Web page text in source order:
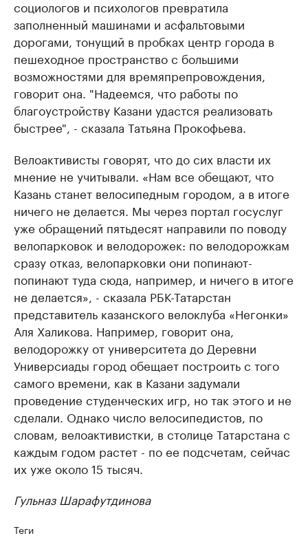
социологов и психологов превратила
заполненный машинами и асфальтовыми
дорогами, тонущий в пробках центр города в
пешеходное пространство с большими
возможностями для времяпрепровождения,
говорит она. "Надеемся, что работы по
благоустройству Казани удастся реализовать
быстрее", - сказала Татьяна Прокофьева.
Велоактивисты говорят, что до сих власти их
мнение не учитывали. «Нам все обещают, что
Казань станет велосипедным городом, а в итоге
ничего не делается. Мы через портал госуслуг
уже обращений пятьдесят направили по поводу
велопарковок и велодорожек: по велодорожкам
сразу отказ, велопарковки они попинают-
попинают туда сюда, например, и ничего в итоге
не делается», - сказала РБК-Татарстан
представитель казанского велоклуба «Негонки»
Аля Халикова. Например, говорит она,
велодорожку от университета до Деревни
Универсиады город обещает построить с того
самого времени, как в Казани задумали
проведение студенческих игр, но так этого и не
сделали. Однако число велосипедистов, по
словам, велоактивистки, в столице Татарстана с
каждым годом растет - по ее подсчетам, сейчас
их уже около 15 тысяч.
Гульназ Шарафутдинова
Теги